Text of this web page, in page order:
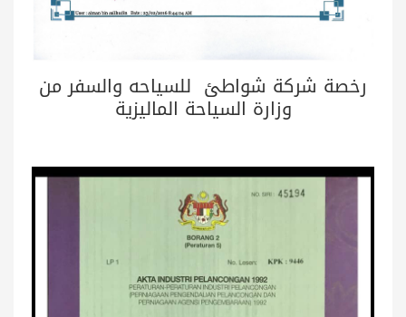
رخصة شركة شواطئ للسياحه والسفر من
وزارة السياحة الماليزية